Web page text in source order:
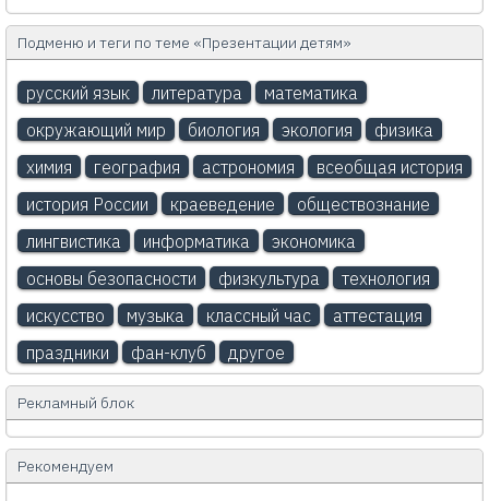
Подменю и теги по теме «Презентации детям»
русский язык литература
математика
окружающий мир
биология экология
физика
химия
география астрономия
всеобщая история
история России
краеведение
обществознание
лингвистика
информатика
экономика
основы безопасности
физкультура
технология
искусство
музыка классный час
аттестация
праздники
фан-клуб другое
Рекламный блок
Рекомендуем